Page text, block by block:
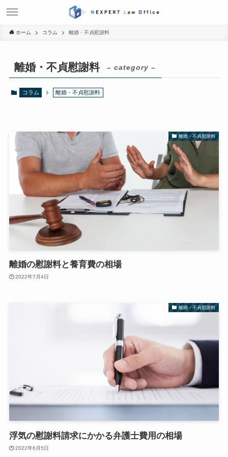
ホーム コラム 離婚・不貞慰謝料
離婚・不貞慰謝料 – category –
コラム 離婚・不貞慰謝料
離婚・不貞慰謝料
離婚の慰謝料と養育費の相場
2022年7月4日
離婚・不貞慰謝料
浮気の慰謝料請求にかかる弁護士費用の相場
2022年6月5日